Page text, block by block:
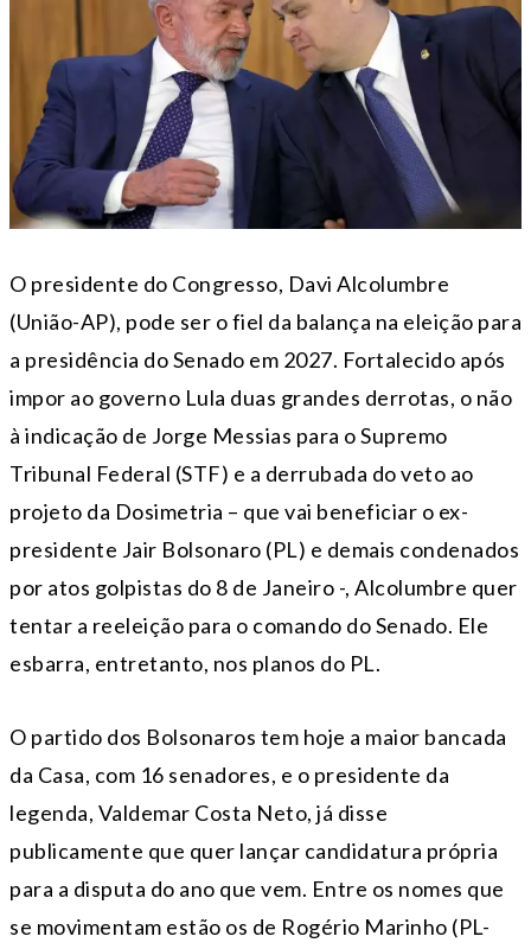
O presidente do Congresso, Davi Alcolumbre
(União-AP), pode ser o fiel da balança na eleição para
a presidência do Senado em 2027. Fortalecido após
impor ao governo Lula duas grandes derrotas, o não
à indicação de Jorge Messias para o Supremo
Tribunal Federal (STF) e a derrubada do veto ao
projeto da Dosimetria – que vai beneficiar o ex-
presidente Jair Bolsonaro (PL) e demais condenados
por atos golpistas do 8 de Janeiro -, Alcolumbre quer
tentar a reeleição para o comando do Senado. Ele
esbarra, entretanto, nos planos do PL.
O partido dos Bolsonaros tem hoje a maior bancada
da Casa, com 16 senadores, e o presidente da
legenda, Valdemar Costa Neto, já disse
publicamente que quer lançar candidatura própria
para a disputa do ano que vem. Entre os nomes que
se movimentam estão os de Rogério Marinho (PL-